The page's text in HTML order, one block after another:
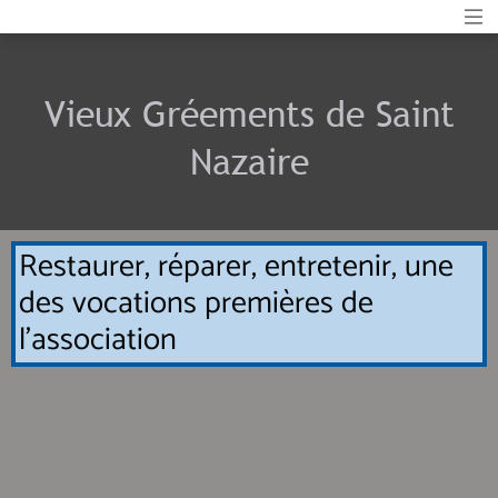
Vieux Gréements de Saint
Nazaire
Restaurer, réparer, entretenir, une
des vocations premières de
l'association